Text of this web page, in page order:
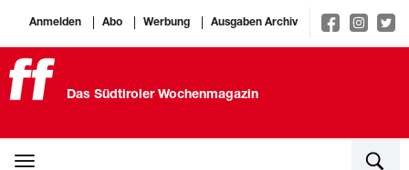
Anmelden Abo Werbung Ausgaben Archiv
Das Südtiroler Wochenmagazin